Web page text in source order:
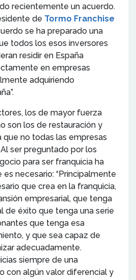
recientemente un acuerdo.
de Tormo Franchise
se ha preparado una
todos los esos inversores
residir en España
en empresas
adquiriendo
los de mayor fuerza
son los de restauración y
que no todas las empresas
ser preguntado por los
para ser franquicia ha
necesario: “Principalmente
que crea en la franquicia,
empresarial, que tenga
de éxito que tenga una serie
que tenga esa
y que sea capaz de
adecuadamente.
siempre de una
con algún valor diferencial y